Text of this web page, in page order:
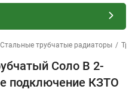
Стальные трубчатые радиаторы /
Соло В 2-
подключение КЗТО